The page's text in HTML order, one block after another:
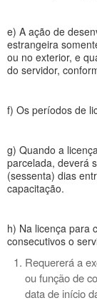
e) A ação de
estrangeira
ou no exterior, e
do servidor,
f) Os períodos de
g) Quando a
parcelada, deverá
(sessenta) dias
capacitação.
h) Na licença para
consecutivos o
Requererá a
ou função de
data de início